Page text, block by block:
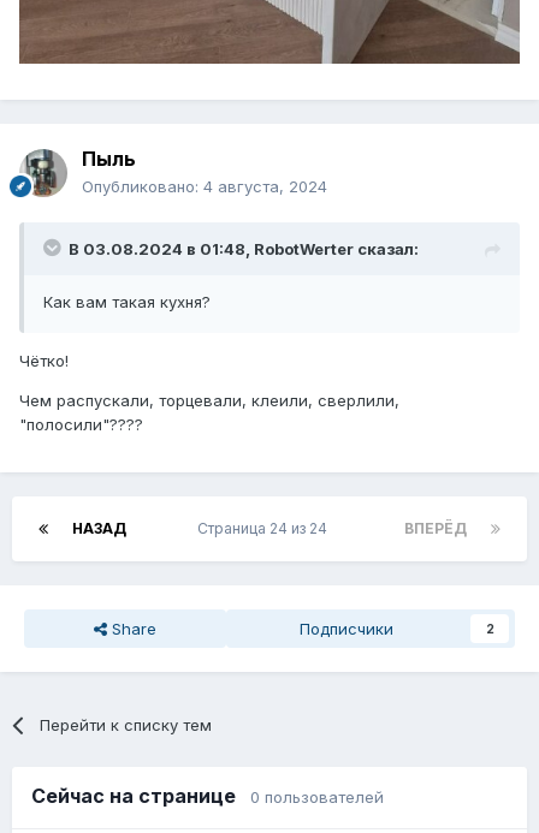
Пыль
Опубликовано: 4 августа, 2024
В 03.08.2024 в 01:48, RobotWerter сказал:
Как вам такая кухня?
Чëтко!
Чем распускали, торцевали, клеили, сверлили,
"полосили"????
НАЗАД ВПЕРЁД
Страница 24 из 24
Share Подписчики 2
Перейти к списку тем
Сейчас на странице 0 пользователей